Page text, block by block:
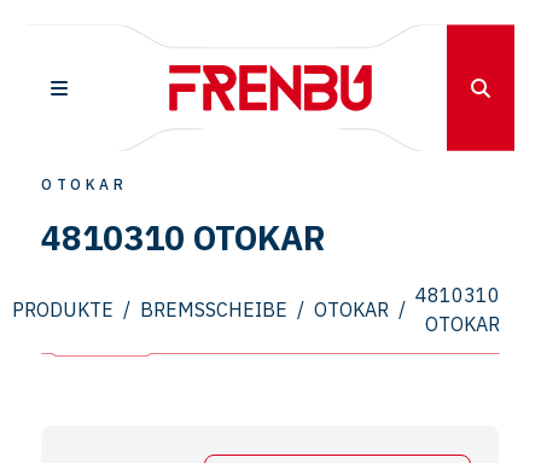
OTOKAR
4810310 OTOKAR
PRODUKTE / BREMSSCHEIBE / OTOKAR /
4810310
OTOKAR